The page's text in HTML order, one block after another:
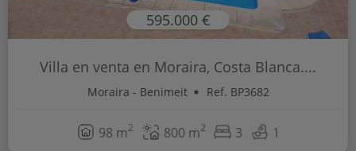
595.000 €
Villa en venta en Moraira, Costa Blanca....
Moraira - Benimeit Ref. BP3682
98 m2 800 m2 3 1